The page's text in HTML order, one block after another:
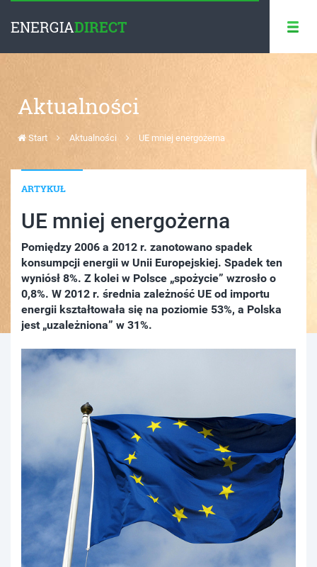
ENERGIADIRECT
Aktualności
Start Aktualności UE mniej energożerna
ARTYKUŁ
UE mniej energożerna
Pomiędzy 2006 a 2012 r. zanotowano spadek
konsumpcji energii w Unii Europejskiej. Spadek ten
wyniósł 8%. Z kolei w Polsce „spożycie” wzrosło o
0,8%. W 2012 r. średnia zależność UE od importu
energii kształtowała się na poziomie 53%, a Polska
jest „uzależniona” w 31%.